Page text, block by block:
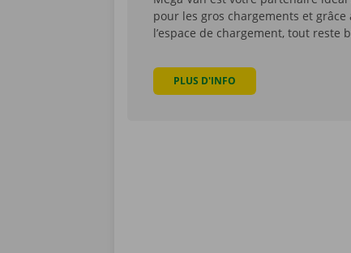
pour les gros chargements et
l’espace de chargement, tout reste
PLUS D'INFO